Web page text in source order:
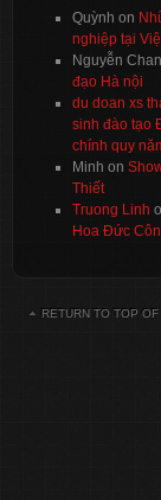
Quỳnh on
nghiệp tại
Nguyễn
đạo Hà nội
du doan xs
sinh đào tạo
chính quy
Minh on
Thiết
Truong Linh
Hoa Đức
RETURN TO TOP OF